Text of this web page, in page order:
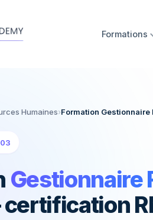
Formations
Humaines›Formation Gestionnaire
Gestionnaire